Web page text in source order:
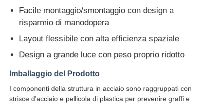
Facile montaggio/smontaggio con design a
risparmio di manodopera
Layout flessibile con alta efficienza spaziale
Design a grande luce con peso proprio ridotto
Imballaggio del Prodotto
I componenti della struttura in acciaio sono raggruppati con
strisce d'acciaio e pellicola di plastica per prevenire graffi e